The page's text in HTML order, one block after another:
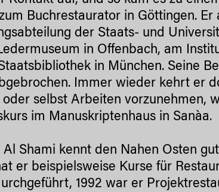
Buchrestaurator in Göttingen.
der Staats- und
in Offenbach, am
in München. Seine
Immer wieder kehrt er
oder selbst Arbeiten vorzunehmen,
im Manuskriptenhaus in Sanàa.
Shami kennt den Nahen Osten
er beispielsweise Kurse für
1992 war er